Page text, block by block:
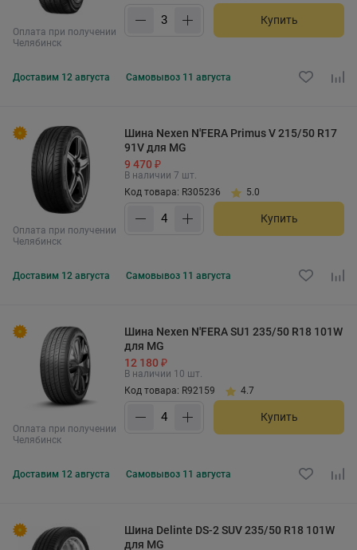
Оплата при получении
Челябинск
Купить
Доставим 12 августа Самовывоз 11 августа
Оплата при получении
Челябинск
Шина Nexen N'FERA Primus V 215/50 R17
91V для MG
9 470 ₽
В наличии 7 шт.
Код товара: R305236
5.0
Купить
Доставим 12 августа Самовывоз 11 августа
Оплата при получении
Челябинск
Шина Nexen N'FERA SU1 235/50 R18 101W
для MG
12 180 ₽
В наличии 10 шт.
Код товара: R92159
4.7
Купить
Доставим 12 августа Самовывоз 11 августа
Шина Delinte DS-2 SUV 235/50 R18 101W
для MG